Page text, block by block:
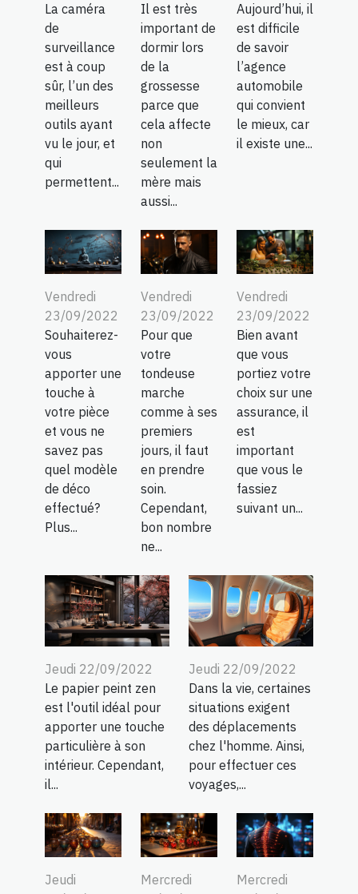
La caméra
de
surveillance
est à coup
sûr, l’un des
meilleurs
outils ayant
vu le jour, et
qui
permettent...
Il est très
important de
dormir lors
de la
grossesse
parce que
cela affecte
non
seulement la
mère mais
aussi...
Aujourd’hui, il
est difficile
de savoir
l’agence
automobile
qui convient
le mieux, car
il existe une...
Vendredi
23/09/2022
Souhaiterez-
vous
apporter une
touche à
votre pièce
et vous ne
savez pas
quel modèle
de déco
effectué?
Plus...
Vendredi
23/09/2022
Pour que
votre
tondeuse
marche
comme à ses
premiers
jours, il faut
en prendre
soin.
Cependant,
bon nombre
ne...
Vendredi
23/09/2022
Bien avant
que vous
portiez votre
choix sur une
assurance, il
est
important
que vous le
fassiez
suivant un...
Jeudi 22/09/2022
Le papier peint zen
est l'outil idéal pour
apporter une touche
particulière à son
intérieur. Cependant,
il...
Jeudi 22/09/2022
Dans la vie, certaines
situations exigent
des déplacements
chez l'homme. Ainsi,
pour effectuer ces
voyages,...
Jeudi
Mercredi
Mercredi